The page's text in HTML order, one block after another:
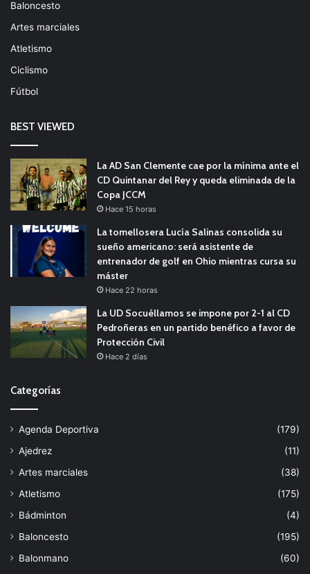
Baloncesto
Artes marciales
Atletismo
Ciclismo
Fútbol
BEST VIEWED
La AD San Clemente cae por la mínima ante el
CD Quintanar del Rey y queda eliminada de la
Copa JCCM
Hace 15 horas
La tomellosera Lucía Salinas consolida su
sueño americano: será asistente de
entrenador de golf en Ohio mientras cursa su
máster
Hace 22 horas
La UD Socuéllamos se impone por 2-1 al CD
Pedroñeras en un partido benéfico a favor de
Protección Civil
Hace 2 días
Categorías
Agenda Deportiva
(179)
Ajedrez
(11)
Artes marciales
(38)
Atletismo
(175)
Bádminton
(4)
Baloncesto
(195)
Balonmano
(60)